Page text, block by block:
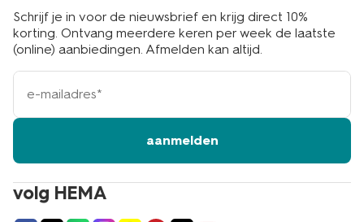
volg HEMA
Schrijf je in voor de nieuwsbrief en krijg direct 10%
korting. Ontvang meerdere keren per week de laatste
(online) aanbiedingen. Afmelden kan altijd.
e-
mailadres
aanmelden